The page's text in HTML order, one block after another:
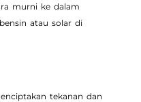
murni ke dalam
atau solar di
tekanan dan